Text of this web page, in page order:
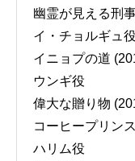
幽霊が見える刑
イ・チョルギュ役
イニョプの道
ウンギ役
偉大な贈り物
コーヒープリン
ハリム役